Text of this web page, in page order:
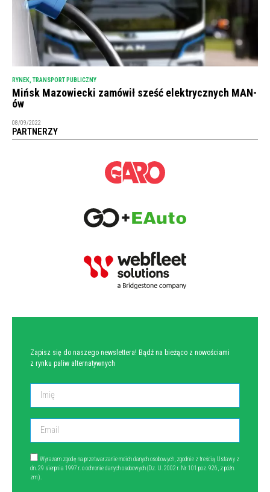
RYNEK, TRANSPORT PUBLICZNY
Mińsk Mazowiecki zamówił sześć elektrycznych MAN-
ów
08/09/2022
PARTNERZY
Zapisz się do naszego newslettera! Bądź na bieżąco z nowościami
z rynku paliw alternatywnych
Wyrażam zgodę na przetwarzanie moich danych osobowych, zgodnie z treścią Ustawy z
dn. 29 sierpnia 1997 r. o ochronie danych osobowych (Dz. U. 2002 r. Nr 101 poz. 926, z późn.
zm.).